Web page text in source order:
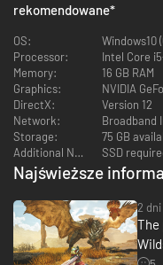
zamieszkują.
W Monster Hunter Wilds
Fabuła
Przed paroma laty na
którego Gildia jeszcze nie
imieniem Nata.
Po wysłuchaniu relacji Naty
potworem, który zaatakował
na Zakazane Ziemie w celu
W tym momencie rozpoczyna
sprawie potwora nazywanego
Żyjący świat
Otoczenia znajdujące się na
gwałtownie przez ciągłe i
groźnej Niepogody
rekomendowane*
OS:
Windows10
Processor:
Intel Core
Memory:
16 GB RAM
Graphics:
DirectX:
Version 12
Network:
Broadband
Storage:
75 GB
Additional Notes:
SSD
Najświeższe
2
The